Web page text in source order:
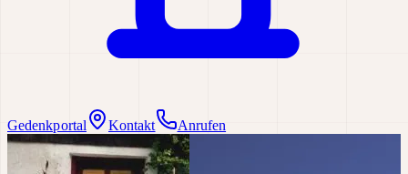
Gedenkportal Kontakt Anrufen